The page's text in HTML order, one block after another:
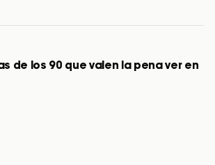
de los 90 que valen la pena ver en